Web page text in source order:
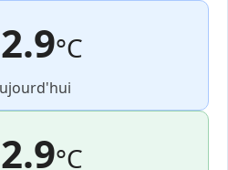
°C
°C